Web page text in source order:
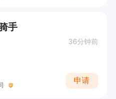
手
36分钟前
申请